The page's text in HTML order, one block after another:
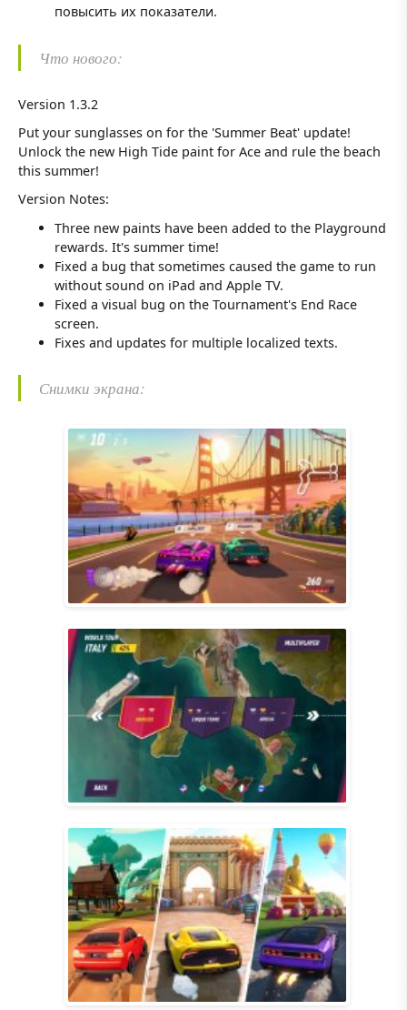
повысить их показатели.
Что нового:
Version 1.3.2
Put your sunglasses on for the 'Summer Beat' update!
Unlock the new High Tide paint for Ace and rule the beach
this summer!
Version Notes:
Three new paints have been added to the Playground
rewards. It's summer time!
Fixed a bug that sometimes caused the game to run
without sound on iPad and Apple TV.
Fixed a visual bug on the Tournament's End Race
screen.
Fixes and updates for multiple localized texts.
Снимки экрана: